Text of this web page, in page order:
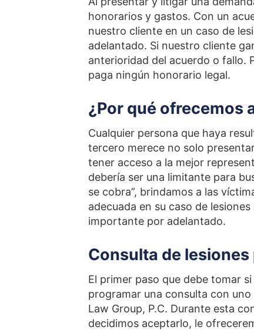
honorarios y gastos. Con un
nuestro cliente en un caso de
adelantado. Si nuestro cliente
anterioridad del acuerdo o fallo.
paga ningún honorario legal.
¿Por qué ofrecemos
Cualquier persona que haya
tercero merece no solo
tener acceso a la mejor
debería ser una limitante para
se cobra”, brindamos a las
adecuada en su caso de
importante por adelantado.
Consulta de
El primer paso que debe tomar
programar una consulta con
Law Group, P.C. Durante esta
decidimos aceptarlo, le